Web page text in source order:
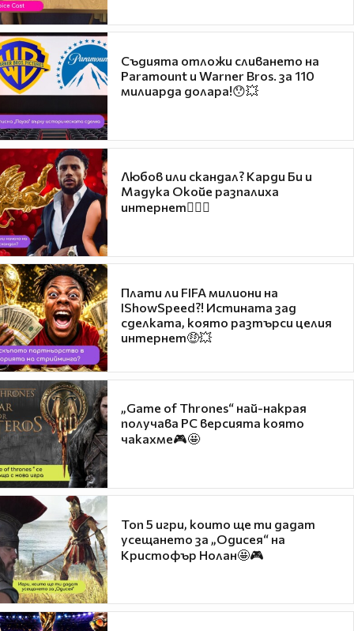
Съдията отложи сливането на
Paramount и Warner Bros. за 110
милиарда долара!😯💥
Любов или скандал? Карди Би и
Мадука Окойе разпалиха
интернет❤️‍🔥🔥
Плати ли FIFA милиони на
IShowSpeed?! Истината зад
сделката, която разтърси целия
интернет🤑💥
„Game of Thrones“ най-накрая
получава PC версията която
чакахме🎮🤩
Топ 5 игри, които ще ти дадат
усещането за „Одисея“ на
Кристофър Нолан🤩🎮